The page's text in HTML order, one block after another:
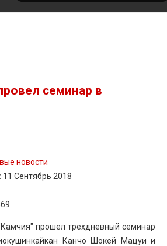
семинар в
новости
11 Сентябрь 2018
прошел трехдневный семинар
Канчо Шокей Мацуи и